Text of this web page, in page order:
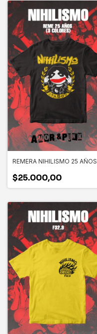
REMERA NIHILISMO 25 AÑOS
$25.000,00